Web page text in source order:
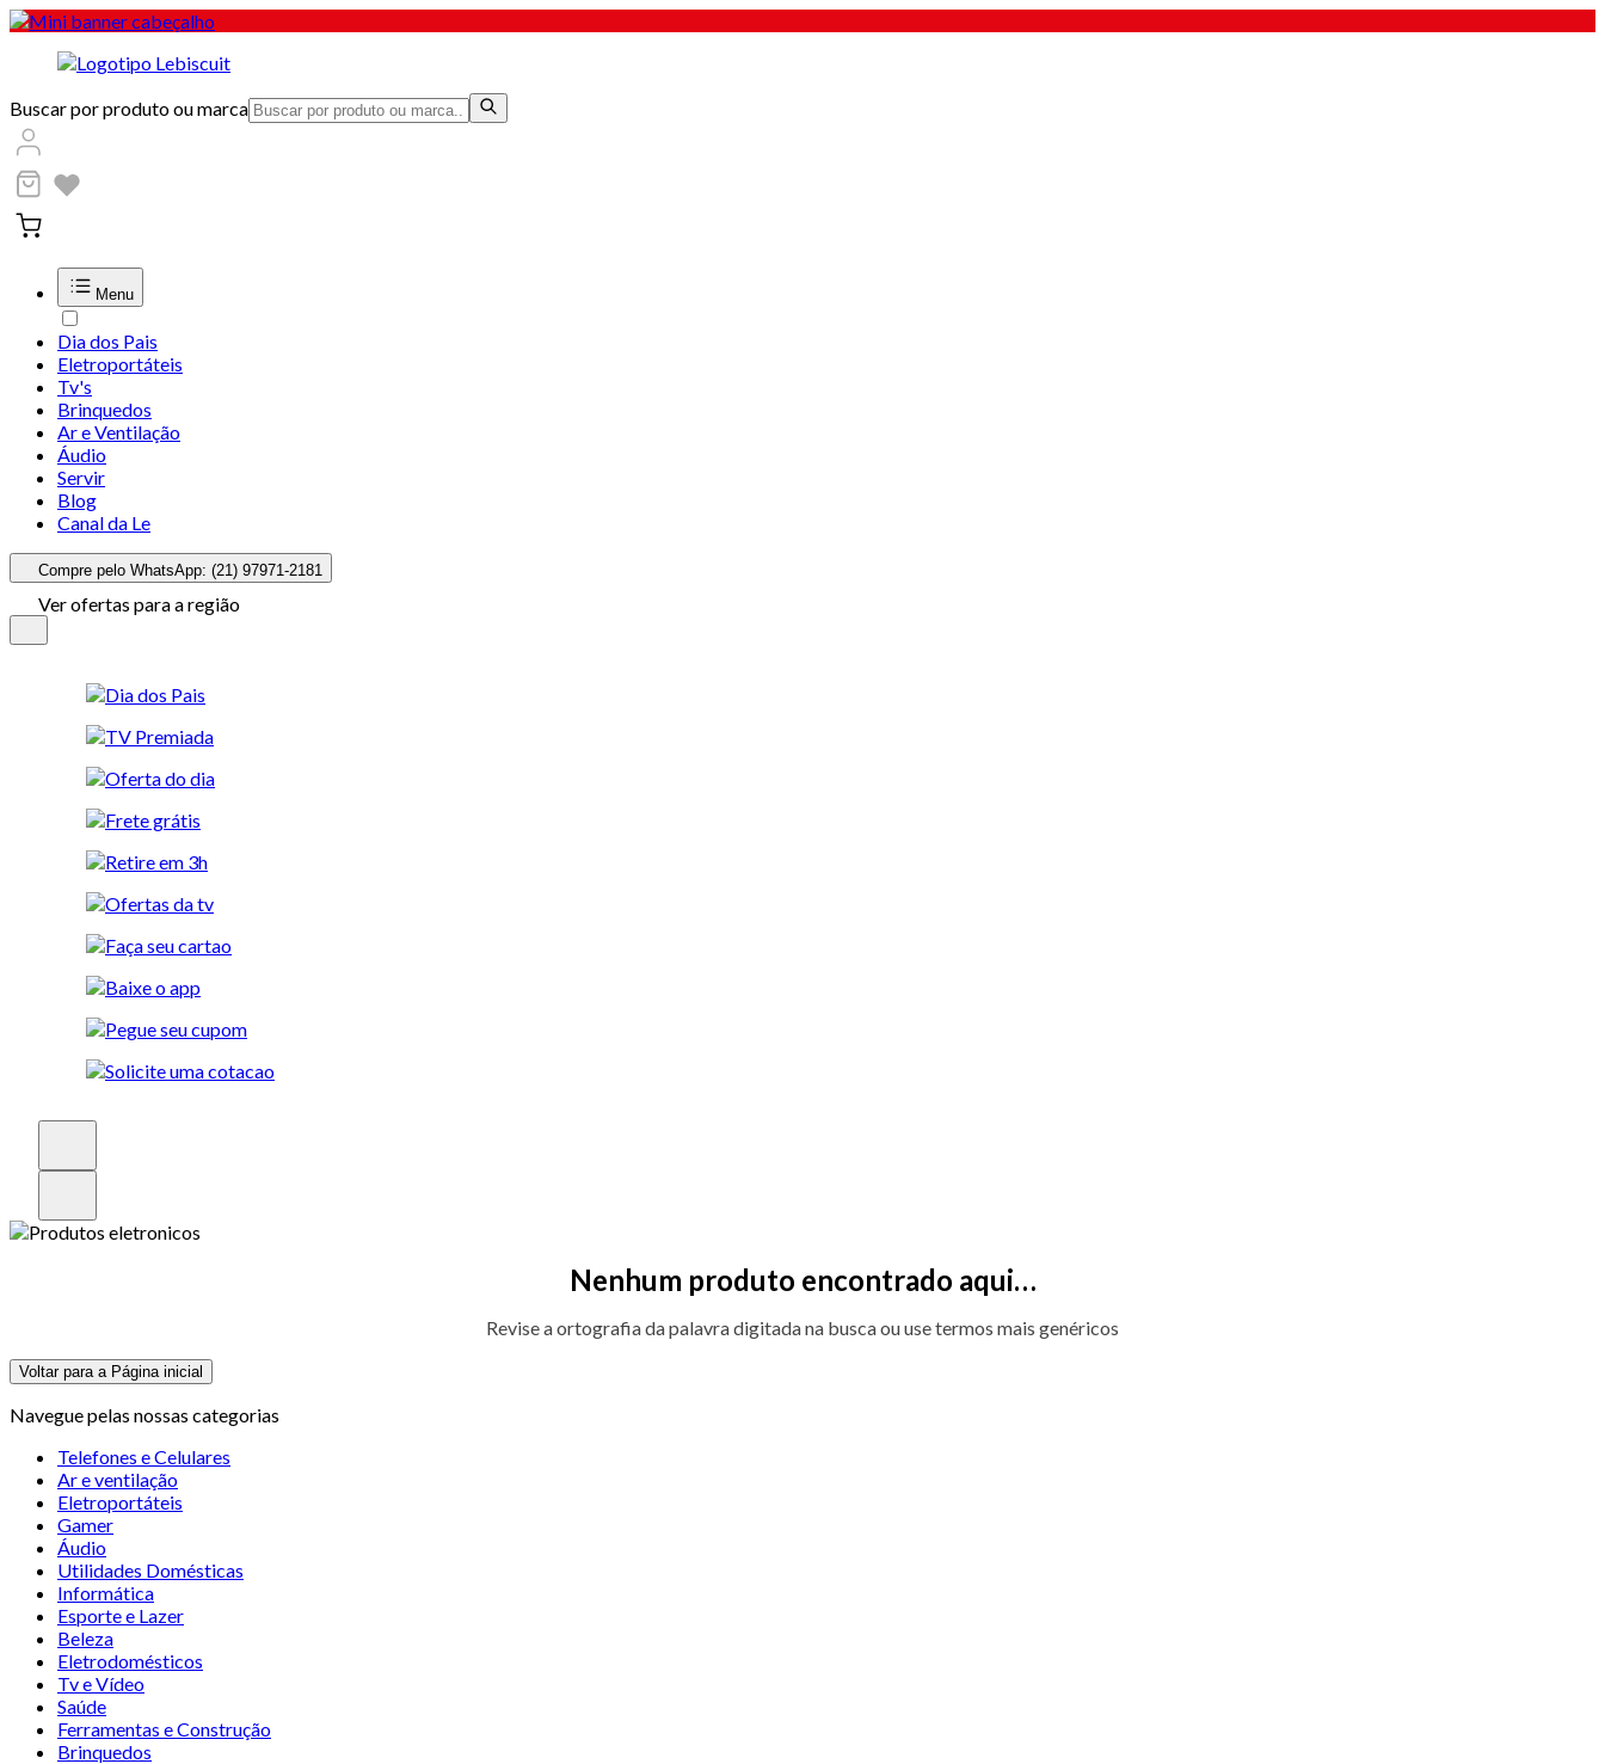
Buscar por produto ou marca
Menu
Dia dos Pais
Eletroportáteis
Tv's
Brinquedos
Ar e Ventilação
Áudio
Servir
Blog
Canal da Le
Compre pelo WhatsApp: (21) 97971-2181
Ver ofertas para a região
Nenhum produto encontrado aqui…
Revise a ortografia da palavra digitada na busca ou use termos mais genéricos
Voltar para a Página inicial
Navegue pelas nossas categorias
Telefones e Celulares
Ar e ventilação
Eletroportáteis
Gamer
Áudio
Utilidades Domésticas
Informática
Esporte e Lazer
Beleza
Eletrodomésticos
Tv e Vídeo
Saúde
Ferramentas e Construção
Brinquedos